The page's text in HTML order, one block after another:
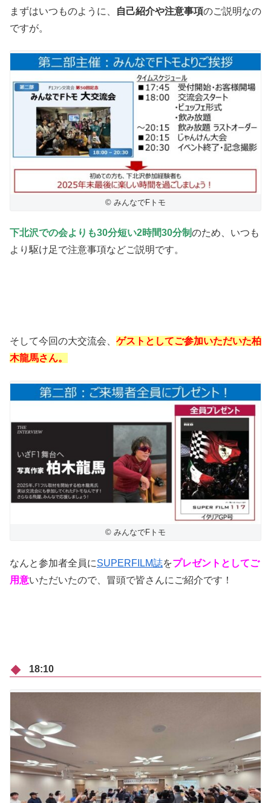
まずはいつものように、 自己紹介や注意事項のご説明なの
ですが。
© みんなでFトモ
下北沢での会よりも30分短い2時間30分制のため、いつも
より駆け足で注意事項などご説明です。
そして今回の大交流会、 ゲストとしてご参加いただいた柏
木龍馬さん。
© みんなでFトモ
なんと参加者全員にSUPERFILM誌をプレゼントとしてご
用意いただいたので、冒頭で皆さんにご紹介です！
18:10